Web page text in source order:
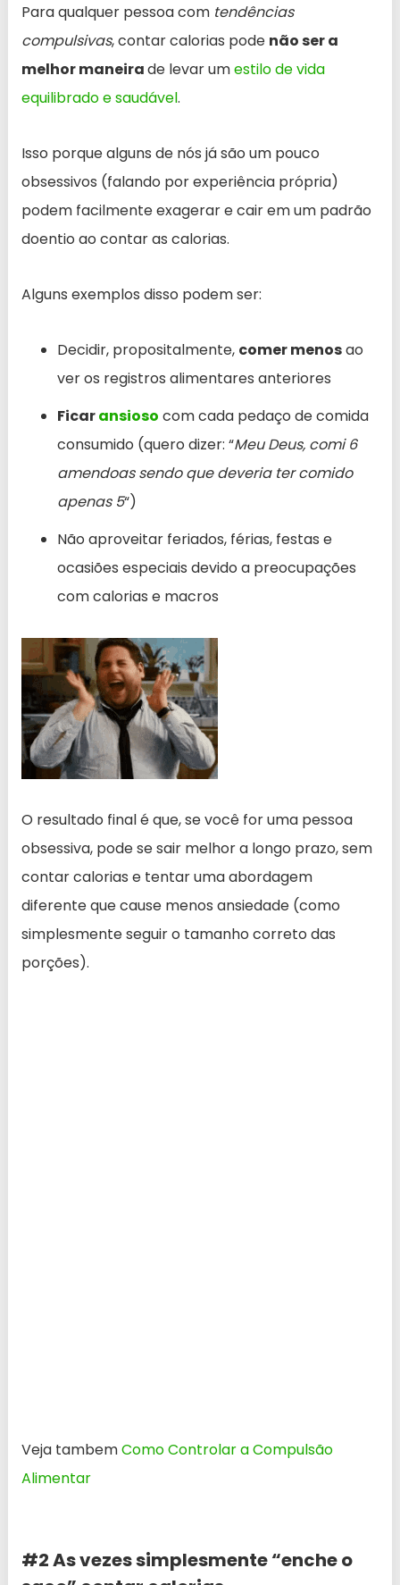
Para qualquer pessoa com tendências
compulsivas, contar calorias pode não ser a
melhor maneirade levar umestilo de vida
equilibrado e saudável.
Isso porque alguns de nós já são um pouco
obsessivos (falando por experiência própria)
podem facilmente exagerar e cair em um padrão
doentio ao contar as calorias.
Alguns exemplos disso podem ser:
Decidir, propositalmente, comer menosao
ver os registros alimentares anteriores
Ficaransioso com cada pedaço de comida
consumido (quero dizer: “Meu Deus, comi 6
amendoas sendo que deveria ter comido
apenas 5“)
Não aproveitar feriados, férias, festas e
ocasiões especiais devido a preocupações
com calorias e macros
O resultado final é que, se você for uma pessoa
obsessiva, pode se sair melhor a longo prazo, sem
contar calorias e tentar uma abordagem
diferente que cause menos ansiedade (como
simplesmente seguir o tamanho correto das
porções).
Veja tambemComo Controlar a Compulsão
Alimentar
#2 As vezes simplesmente “enche o